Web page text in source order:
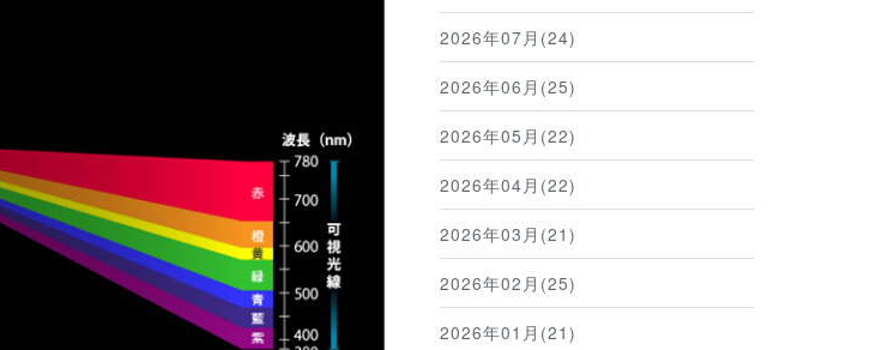
2026年07月(24)
2026年06月(25)
2026年05月(22)
2026年04月(22)
2026年03月(21)
2026年02月(25)
2026年01月(21)